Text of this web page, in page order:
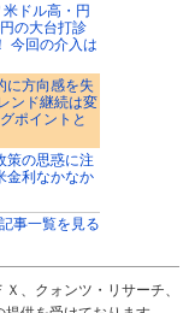
ドル高・円
の大台打診
今回の介入は
に方向感を失
ンド継続は変
ポイントと
策の思惑に注
金利なかなか
事一覧を見る
、クォンツ・リサーチ、